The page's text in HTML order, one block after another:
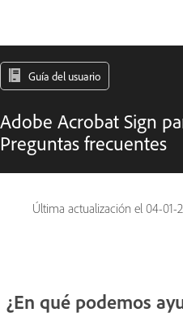
Guía del usuario
Adobe Acrobat Sign
Preguntas frecuentes
Última actualización el 04-01-
¿En qué podemos